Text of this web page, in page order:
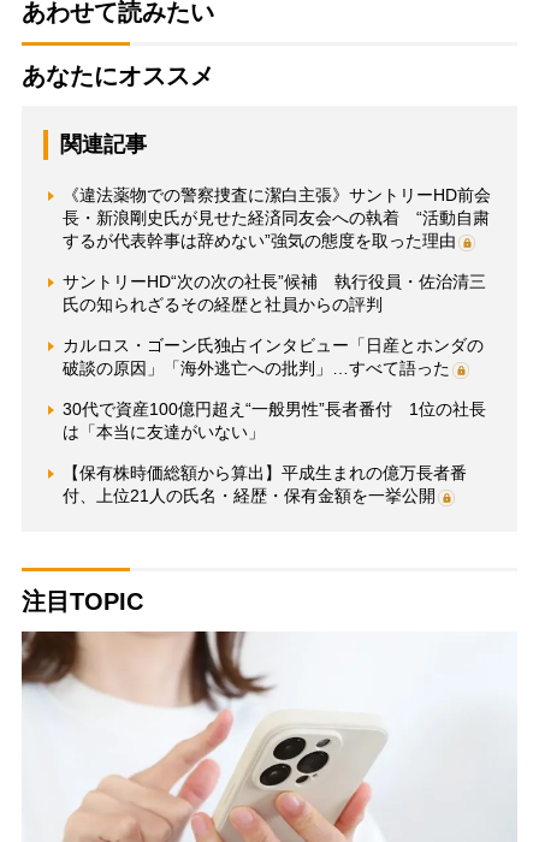
あわせて読みたい
あなたにオススメ
関連記事
《違法薬物での警察捜査に潔白主張》サントリーHD前会
長・新浪剛史氏が見せた経済同友会への執着 “活動自粛
するが代表幹事は辞めない”強気の態度を取った理由
サントリーHD“次の次の社長”候補 執行役員・佐治清三
氏の知られざるその経歴と社員からの評判
カルロス・ゴーン氏独占インタビュー「日産とホンダの
破談の原因」「海外逃亡への批判」…すべて語った
30代で資産100億円超え“一般男性”長者番付 1位の社長
は「本当に友達がいない」
【保有株時価総額から算出】平成生まれの億万長者番
付、上位21人の氏名・経歴・保有金額を一挙公開
注目TOPIC